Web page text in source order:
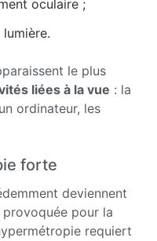
oculaire ;
le plus
liées à la vue : la
ordinateur, les
forte
deviennent
provoquée pour la
requiert